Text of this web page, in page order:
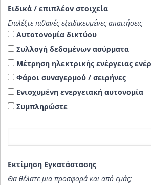
Ειδικά / επιπλέον στοιχεία
Επιλέξτε πιθανές εξειδικευμένες απαιτήσεις
Αυτοτονομία δικτύου
Συλλογή δεδομένων ασύρματα
Μέτρηση ηλεκτρικής ενέργειας
Φάροι συναγερμού / σειρήνες
Ενισχυμένη ενεργειακή αυτονομία
Συμπληρώστε
Εκτίμηση Εγκατάστασης
Θα θέλατε μια προσφορά και από εμάς;